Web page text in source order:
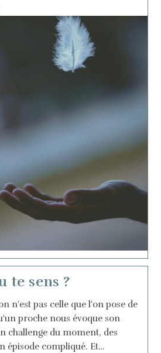
te sens ?
n'est pas celle que l'on pose de
proche nous évoque son
challenge du moment, des
épisode compliqué. Et…